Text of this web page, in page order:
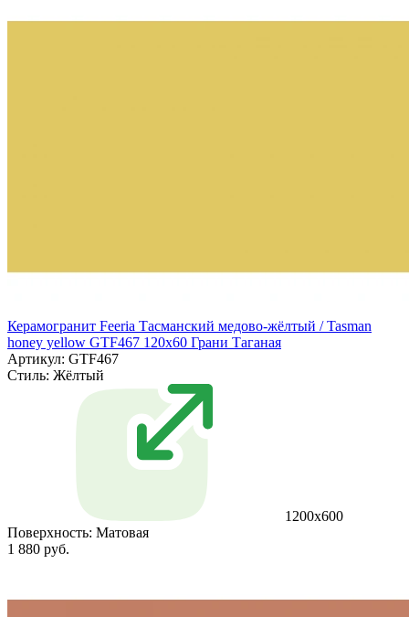
Керамогранит Feeria Тасманский медово‑жёлтый / Tasman
honey yellow GTF467 120х60 Грани Таганая
Артикул: GTF467
Стиль: Жёлтый
1200х600
Поверхность: Матовая
1 880 руб.